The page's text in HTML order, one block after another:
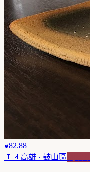
82.88
🇹🇼高雄 · 鼓山區